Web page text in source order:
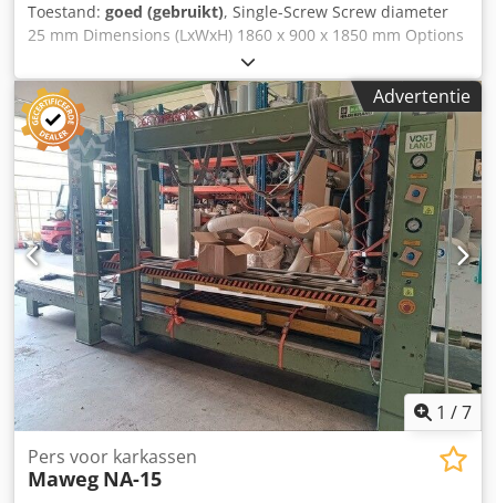
Toestand: goed (gebruikt), Single-Screw Screw diameter
25 mm Dimensions (LxWxH) 1860 x 900 x 1850 mm Options
• Including haul-off Crodpfxovri Dds Al Aof • Including
cooling bath
Advertentie
1 /7
Pers voor karkassen
Maweg NA-15